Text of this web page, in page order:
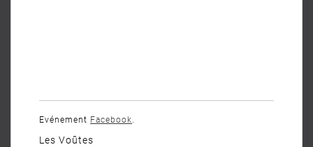
Evénement Facebook.
Les Voûtes